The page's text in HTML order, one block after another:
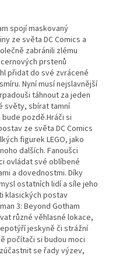
spojí maskovaný
ze světa DC Comics a
zabránili zlému
prstenů
přidat do své zvrácené
Nyní musí nejslavnější
táhnout za jeden
světy, sbírat tamní
pozdě.Hráči si
ze světa DC Comics
figurek LEGO, jako
dalších. Fanoušci
ovládat své oblíbené
a dovednostmi. Díky
ostatních lidí a síle jeho
klasických postav
3: Beyond Gotham
různé věhlasné lokace,
jeskyně či strážní
počítači si budou moci
se řady výzev,